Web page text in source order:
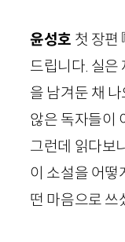
윤성호 첫 장편
드립니다. 실은
을 남겨둔 채
않은 독자들이
그런데 읽다보
이 소설을 어떻
떤 마음으로 쓰